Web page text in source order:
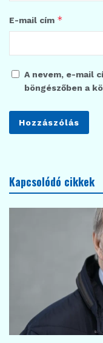
E-mail cím *
A nevem, e-mail
böngészőben a
Kapcsolódó cikkek